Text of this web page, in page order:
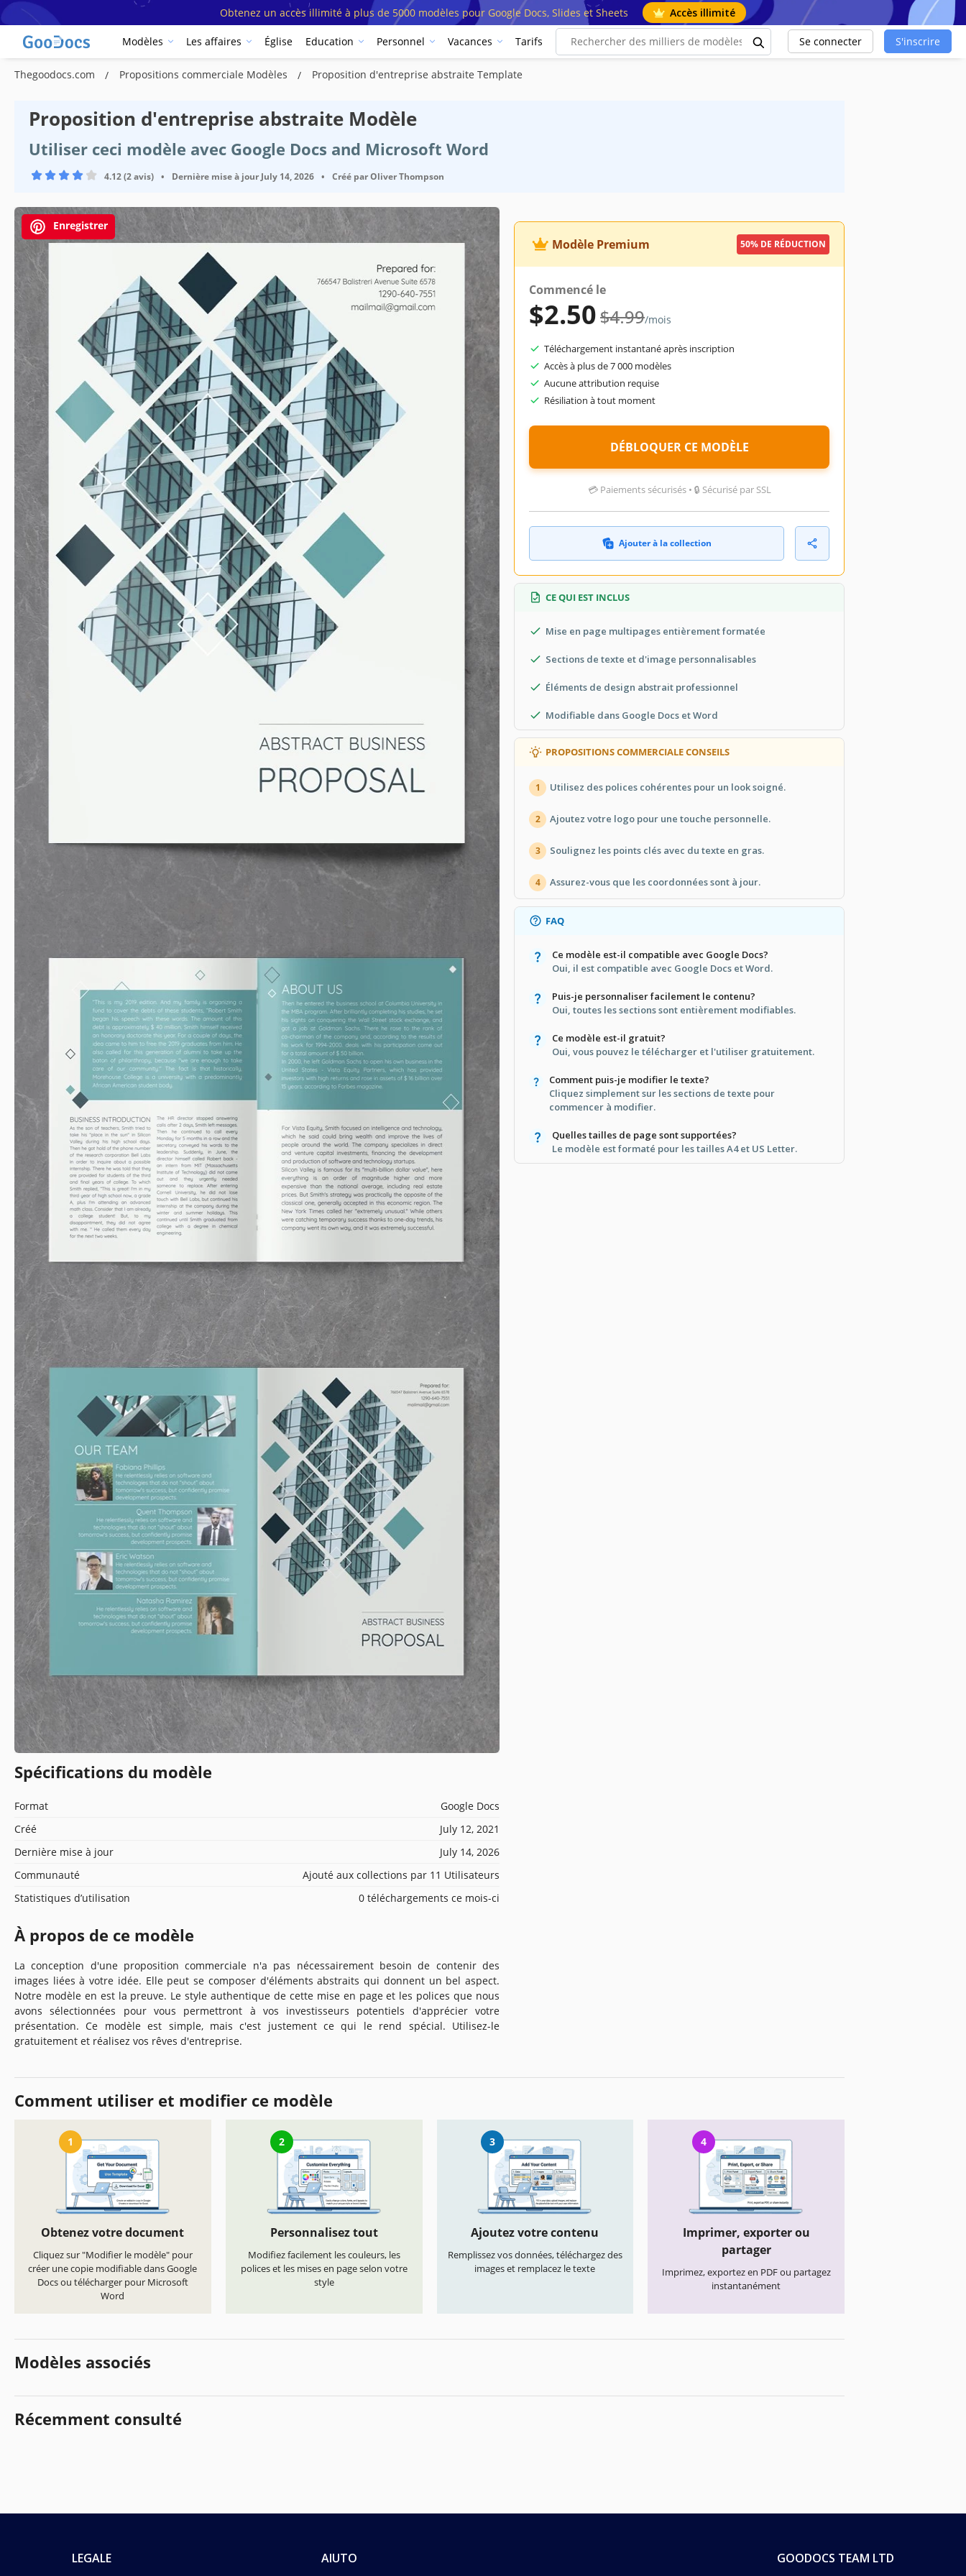
Obtenez un accès illimité à plus de 5000 modèles pour Google Docs, Slides et Sheets Accès illimité
Modèles Les affaires Église Education Personnel Vacances Tarifs Se connecter S'inscrire
Thegoodocs.com Propositions commerciale Modèles Proposition d'entreprise abstraite Template
Proposition d'entreprise abstraite Modèle
Utiliser ceci modèle avec Google Docs and Microsoft Word
4.12 (2 avis) • Dernière mise à jour July 14, 2026 • Créé parOliver Thompson
Enregistrer
Spécifications du modèle
Format
Google Docs
Créé
July 12, 2021
Dernière mise à jour
July 14, 2026
Communauté
Ajouté aux collections par 11 Utilisateurs
Statistiques d’utilisation
0 téléchargements ce mois-ci
À propos de ce modèle
La conception d'une proposition commerciale n'a pas nécessairement besoin de contenir des
images liées à votre idée. Elle peut se composer d'éléments abstraits qui donnent un bel aspect.
Notre modèle en est la preuve. Le style authentique de cette mise en page et les polices que nous
avons sélectionnées pour vous permettront à vos investisseurs potentiels d'apprécier votre
présentation. Ce modèle est simple, mais c'est justement ce qui le rend spécial. Utilisez-le
gratuitement et réalisez vos rêves d'entreprise.
Modèle Premium 50% DE RÉDUCTION
Commencé le
$2.50$4.99/mois
Téléchargement instantané après inscription
Accès à plus de 7 000 modèles
Aucune attribution requise
Résiliation à tout moment
DÉBLOQUER CE MODÈLE
💳 Paiements sécurisés • 🔒 Sécurisé par SSL
Ajouter à la collection
CE QUI EST INCLUS
Mise en page multipages entièrement formatée
Sections de texte et d'image personnalisables
Éléments de design abstrait professionnel
Modifiable dans Google Docs et Word
PROPOSITIONS COMMERCIALE CONSEILS
1 Utilisez des polices cohérentes pour un look soigné.
2 Ajoutez votre logo pour une touche personnelle.
3 Soulignez les points clés avec du texte en gras.
4 Assurez-vous que les coordonnées sont à jour.
FAQ
Ce modèle est-il compatible avec Google Docs?
Oui, il est compatible avec Google Docs et Word.
Puis-je personnaliser facilement le contenu?
Oui, toutes les sections sont entièrement modifiables.
Ce modèle est-il gratuit?
Oui, vous pouvez le télécharger et l'utiliser gratuitement.
Comment puis-je modifier le texte?
Cliquez simplement sur les sections de texte pour
commencer à modifier.
Quelles tailles de page sont supportées?
Le modèle est formaté pour les tailles A4 et US Letter.
Comment utiliser et modifier ce modèle
1
Obtenez votre document
Cliquez sur "Modifier le modèle" pour
créer une copie modifiable dans Google
Docs ou télécharger pour Microsoft
Word
2
Personnalisez tout
Modifiez facilement les couleurs, les
polices et les mises en page selon votre
style
3
Ajoutez votre contenu
Remplissez vos données, téléchargez des
images et remplacez le texte
4
Imprimer, exporter ou
partager
Imprimez, exportez en PDF ou partagez
instantanément
Modèles associés
Récemment consulté
LEGALE AIUTO GOODOCS TEAM LTD